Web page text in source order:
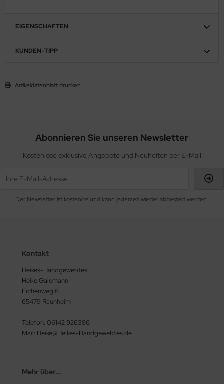
EIGENSCHAFTEN
KUNDEN-TIPP
Artikeldatenblatt drucken
Abonnieren Sie unseren Newsletter
Kostenlose exklusive Angebote und Neuheiten per E-Mail
Der Newsletter ist kostenlos und kann jederzeit wieder abbestellt werden.
Kontakt
Heikes-Handgewebtes
Heike Galemann
Eichenweg 6
65479 Raunheim
Telefon: 06142 926386
Mail: Heike@Heikes-Handgewebtes.de
Mehr über...